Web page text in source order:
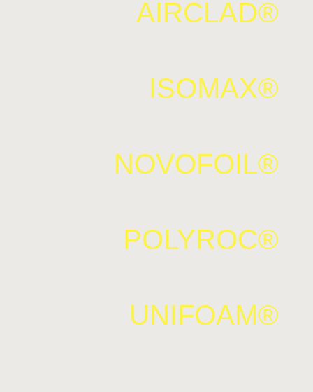
AIRCLAD®
ISOMAX®
NOVOFOIL®
POLYROC®
UNIFOAM®